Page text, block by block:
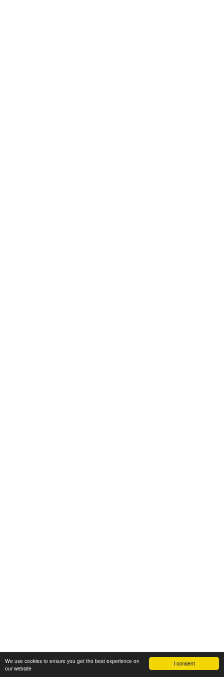
I consent
We use cookies to ensure you get the best experience on
our website